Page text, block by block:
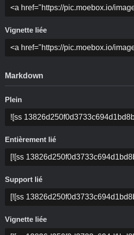
Vignette liée
Markdown
Plein
Entièrement lié
Support lié
Vignette liée